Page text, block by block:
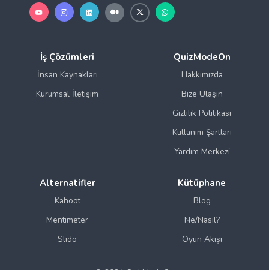
İş Çözümleri
İnsan Kaynakları
Kurumsal İletişim
Alternatifler
Kahoot
Mentimeter
Slido
QuizModeOn
Hakkımızda
Bize Ulaşın
Gizlilik Politikası
Kullanım Şartları
Yardım Merkezi
Kütüphane
Blog
Ne/Nasıl?
Oyun Akışı